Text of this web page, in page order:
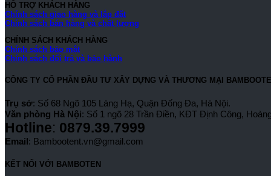
HỖ TRỢ KHÁCH HÀNG
Chính sách giao hàng và lắp đặt
Chính sách bán hàng và chất lượng
CHÍNH SÁCH KHÁCH HÀNG
Chính sách bảo mật
Chính sách đổi trả và bảo hành
CÔNG TY CỔ PHẦN ĐẦU TƯ XÂY DỰNG VÀ THƯƠNG MẠI
Trụ sở: Số 68 Ngõ 105 Láng Hạ, Quận Đống Đa, Hà Nội.
Văn phòng Hà Nội: Số 1 ngõ 28 Trần Điền, KĐT Định Công,
Hotline: 0879.39.7999
Email: Bambootent.vn@gmail.com
KẾT NỐI VỚI BAMBOTEN